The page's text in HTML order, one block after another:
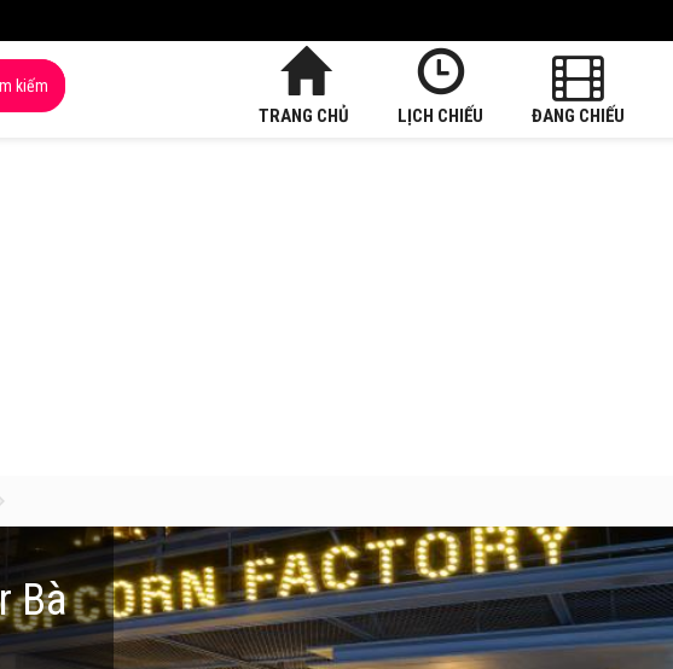
kiếm
TRANG CHỦ LỊCH CHIẾU ĐANG CHIẾU
Bà